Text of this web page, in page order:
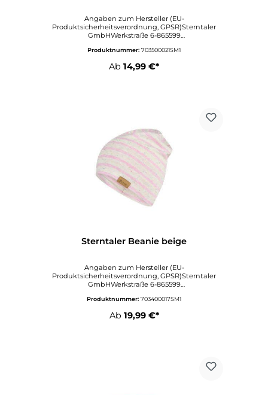
Angaben zum Hersteller (EU-
Produktsicherheitsverordnung, GPSR)Sterntaler
GmbHWerkstraße 6-865599
rntaler.com
Produktnummer: 703500021SM1
Ab 14,99 €*
Sterntaler Beanie beige
Angaben zum Hersteller (EU-
Produktsicherheitsverordnung, GPSR)Sterntaler
GmbHWerkstraße 6-865599
rntaler.com
Produktnummer: 703400017SM1
Ab 19,99 €*